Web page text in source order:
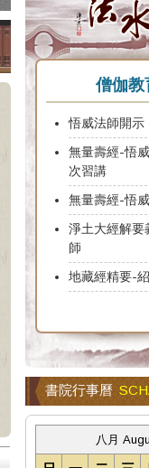
僧伽教
悟威法師開示
無量壽經-悟
次習講
無量壽經-悟
淨土大經解要
師
地藏經精要-
書院行事曆
八月